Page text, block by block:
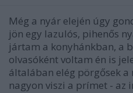
Még a nyár elején úgy
jön egy lazulós, pihenős
jártam a konyhánkban, a
olvasóként voltam én is
általában elég pörgősek a
nagyon viszi a prímet -